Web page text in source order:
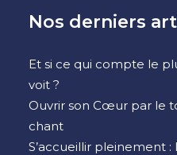
Nos derniers
Et si ce qui compte le
voit ?
Ouvrir son Cœur par le
chant
S’accueillir pleinement